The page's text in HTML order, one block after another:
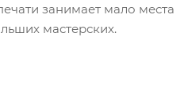
занимает мало места
мастерских.